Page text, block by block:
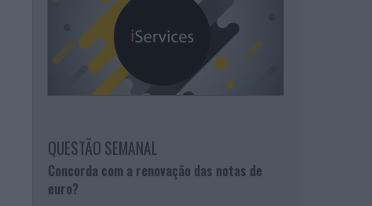
QUESTÃO SEMANAL
Concorda com a renovação das notas de
euro?